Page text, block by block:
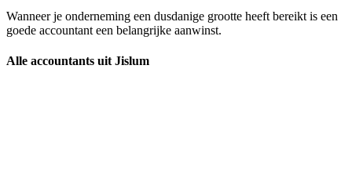
Wanneer je onderneming een dusdanige grootte heeft bereikt is een
goede accountant een belangrijke aanwinst.
Alle accountants uit Jislum